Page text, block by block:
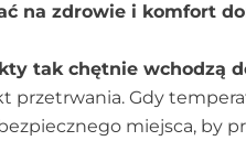
na zdrowie i komfort
tak chętnie wchodzą
Gdy
miejsca, by